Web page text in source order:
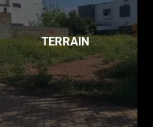
TERRAIN